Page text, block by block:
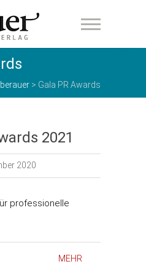
> Gala PR Awards
2021
2020
professionelle
MEHR